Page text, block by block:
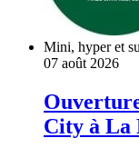
Mini, hyper et
07 août 2026
City à La